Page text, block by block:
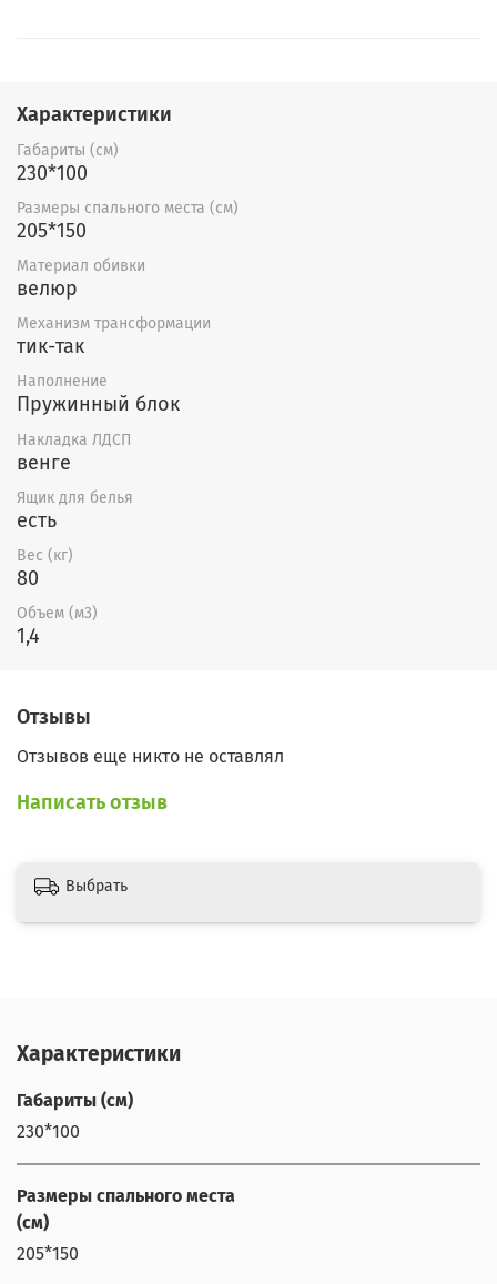
Характеристики
Габариты (см)
230*100
Размеры спального места (см)
205*150
Материал обивки
велюр
Механизм трансформации
тик-так
Наполнение
Пружинный блок
Накладка ЛДСП
венге
Ящик для белья
есть
Вес (кг)
80
Объем (м3)
1,4
Отзывы
Отзывов еще никто не оставлял
Написать отзыв
Выбрать
Характеристики
Габариты (см)
230*100
Размеры спального места
(см)
205*150